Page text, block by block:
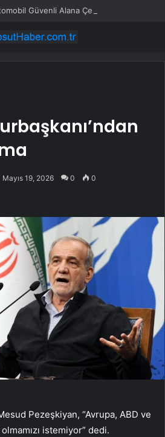
Güvenli Alana Çekildi
Mayıs 19, 2026 0 0
Pezeşkiyan, “Avrupa, ABD ve
istemiyor” dedi.